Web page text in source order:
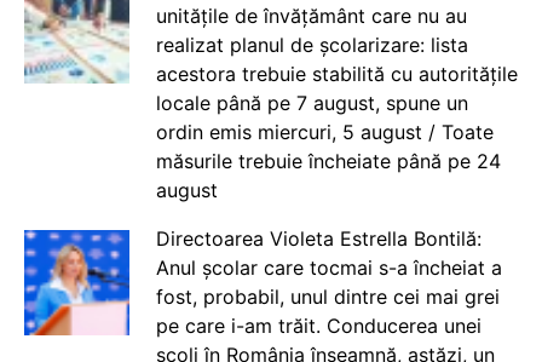
unitățile de învățământ care nu au
realizat planul de școlarizare: lista
acestora trebuie stabilită cu autoritățile
locale până pe 7 august, spune un
ordin emis miercuri, 5 august / Toate
măsurile trebuie încheiate până pe 24
august
Directoarea Violeta Estrella Bontilă:
Anul școlar care tocmai s-a încheiat a
fost, probabil, unul dintre cei mai grei
pe care i-am trăit. Conducerea unei
școli în România înseamnă, astăzi, un